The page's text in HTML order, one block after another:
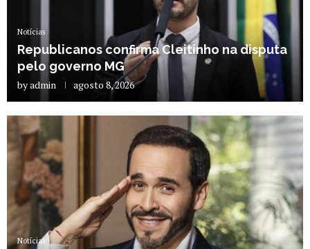
Notícias
Republicanos confirma Cleitinho na disputa
pelo governo MG
byadmin agosto 8, 2026
Notícias